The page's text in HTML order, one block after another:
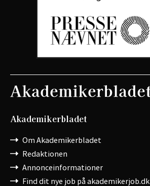
Akademikerbladet
Om Akademikerbladet
Redaktionen
Annonceinformationer
Find dit nye job på akademikerjob.dk